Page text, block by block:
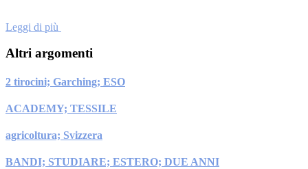
Leggi di più
Altri argomenti
2 tirocini; Garching; ESO
ACADEMY; TESSILE
agricoltura; Svizzera
BANDI; STUDIARE; ESTERO; DUE ANNI